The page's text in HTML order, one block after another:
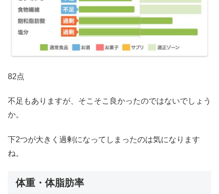
82点
不足もありますが、そこそこ良かったのではないでしょう
か。
下2つが大きく過剰になってしまったのは気になります
ね。
体重・体脂肪率